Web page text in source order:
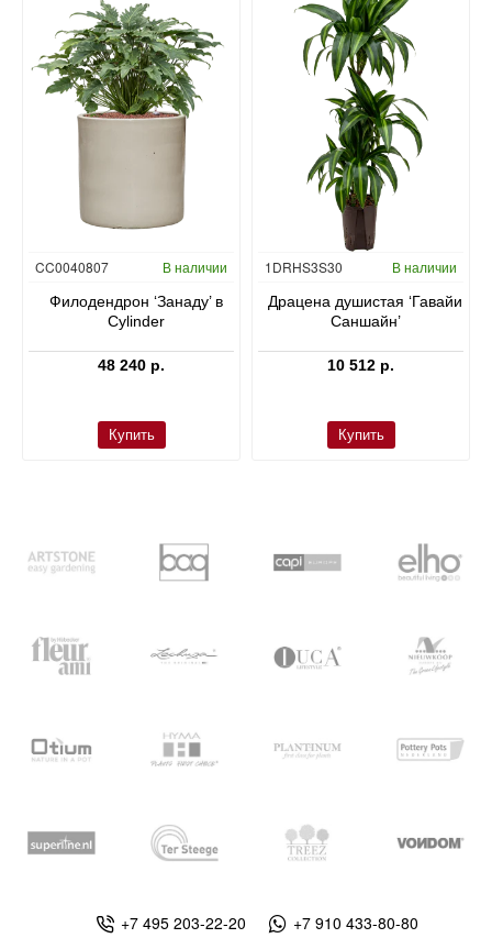
CC0040807 В наличии
Филодендрон ‘Занаду’ в
Cylinder
48 240 р.
Купить
Гидропоника
1DRHS3S30 В наличии
Драцена душистая ‘Гавайи
Саншайн’
10 512 р.
Купить
+7 495 203-22-20 +7 910 433-80-80